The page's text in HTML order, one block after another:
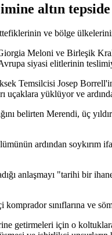
altın
ve bölge
Meloni ve Birleşik
siyasi elitlerinin
Temsilcisi Josep
uçaklara yüklüyor ve
belirten Merendi, üç
ardından soykırım
anlaşmayı "tarihi bir
sınıflarına ve
getirmeleri için o